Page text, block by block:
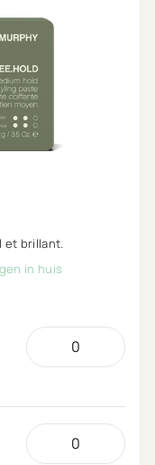
et brillant.
in huis